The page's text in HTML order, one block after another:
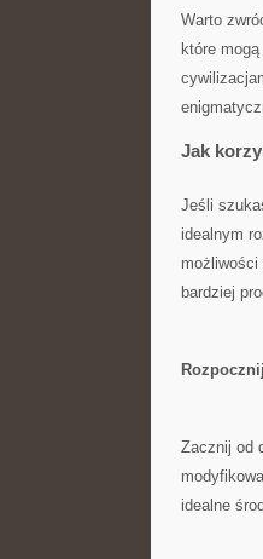
Warto
⁢które
Jak
Jeśli
idealnym
bardziej
Zacznij⁤ od
idealne